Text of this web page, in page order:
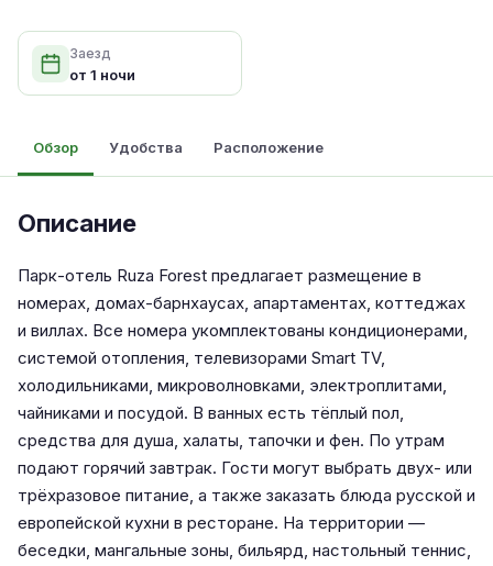
Заезд
от 1 ночи
Обзор Удобства Расположение
Описание
Парк-отель Ruza Forest предлагает размещение в
номерах, домах-барнхаусах, апартаментах, коттеджах
и виллах. Все номера укомплектованы кондиционерами,
системой отопления, телевизорами Smart TV,
холодильниками, микроволновками, электроплитами,
чайниками и посудой. В ванных есть тёплый пол,
средства для душа, халаты, тапочки и фен. По утрам
подают горячий завтрак. Гости могут выбрать двух- или
трёхразовое питание, а также заказать блюда русской и
европейской кухни в ресторане. На территории —
беседки, мангальные зоны, бильярд, настольный теннис,